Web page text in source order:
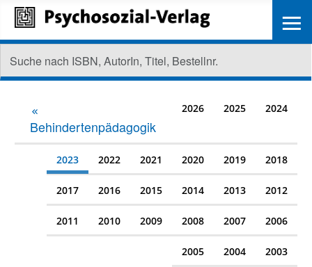
Behindertenpädagogik
2026 2025 2024
2023 2022 2021 2020 2019 2018
2017 2016 2015 2014 2013 2012
2011 2010 2009 2008 2007 2006
2005 2004 2003
≡